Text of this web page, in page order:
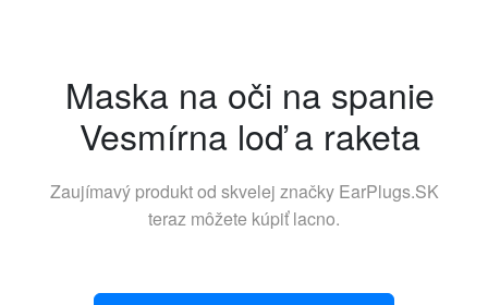
Maska na oči na spanie
Vesmírna loď a raketa
Zaujímavý produkt od skvelej značky EarPlugs.SK
teraz môžete kúpiť lacno.